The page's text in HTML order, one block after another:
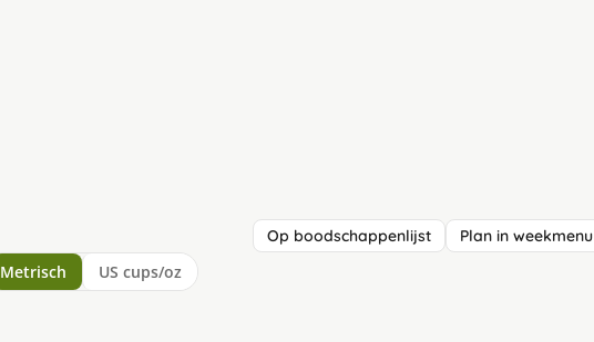
Op boodschappenlijst Plan in weekmenu
Metrisch US cups/oz